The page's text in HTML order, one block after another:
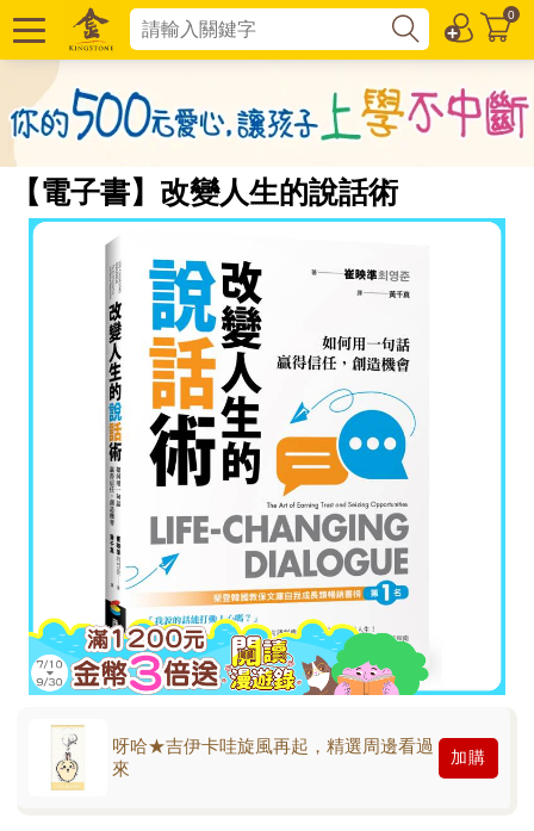
0
【電子書】改變人生的說話術
呀哈★吉伊卡哇旋風再起，精選周邊看過
來
加購